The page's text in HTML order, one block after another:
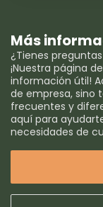
Más
¿Tienes
¡Nuestra página
información útil!
de empresa, sino
frecuentes y
aquí para
necesidades de